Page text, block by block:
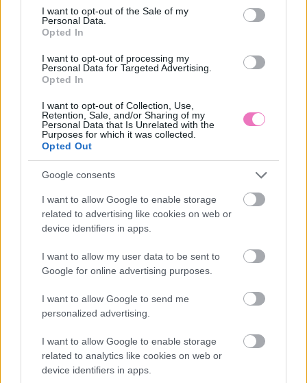
consent section.
I want to opt-out of the Sale of my
Personal Data.
Opted In
I want to opt-out of processing my
Personal Data for Targeted Advertising.
Opted In
I want to opt-out of Collection, Use,
Retention, Sale, and/or Sharing of my
Personal Data that Is Unrelated with the
Purposes for which it was collected.
Opted Out
Google consents
I want to allow Google to enable storage
related to advertising like cookies on web or
device identifiers in apps.
I want to allow my user data to be sent to
Google for online advertising purposes.
I want to allow Google to send me
personalized advertising.
I want to allow Google to enable storage
related to analytics like cookies on web or
device identifiers in apps.
Ki van a Pókember maszk mögött? Minden, amit Tom
Hollandról tudni érdemes
Összehaverkodtam a szomszédommal – és ez volt életem
legnagyobb hibája
Felszalad a rövidnadrág a combodon? Ha legközelebb így
választasz, tuti nem fog többet
A legszebb idézetek a barátságról, amiket bármikor
elküldhetsz annak, aki fontos neked
Nem az lettem, akinek 20 évesen képzeltem magam – hála
istennek!
és kendő
életben
BIEN.HU HOROSZKÓP